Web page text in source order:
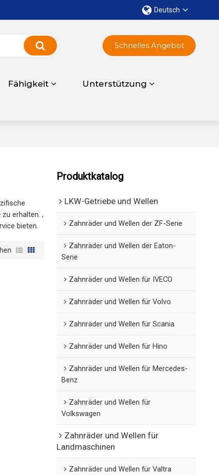
Deutsch
Fähigkeit Unterstützung
Schnelles Angebot
zu erhalten. ,
bieten.
Produktkatalog
LKW-Getriebe und Wellen
Zahnräder und Wellen der ZF-Serie
Zahnräder und Wellen der Eaton-
Serie
Zahnräder und Wellen für IVECO
Zahnräder und Wellen für Volvo
Zahnräder und Wellen für Scania
Zahnräder und Wellen für Hino
Zahnräder und Wellen für Mercedes-
Benz
Zahnräder und Wellen für
Volkswagen
Zahnräder und Wellen für
Landmaschinen
Zahnräder und Wellen für Valtra